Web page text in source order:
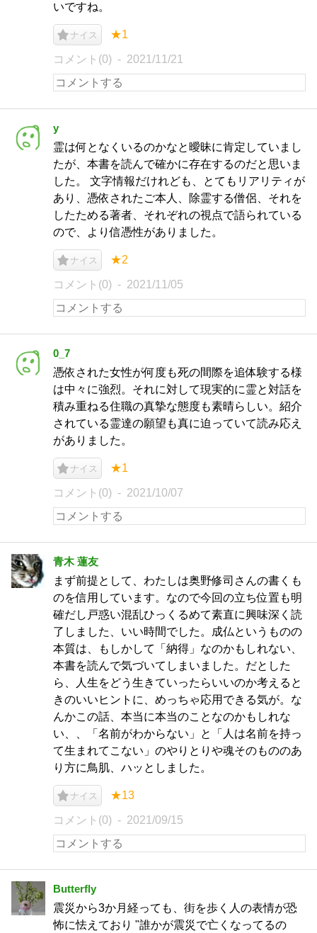
いですね。
ナイス ★1
コメント(0) 2021/11/21
y
霊は何となくいるのかなと曖昧に肯定していまし
たが、本書を読んで確かに存在するのだと思いま
した。 文字情報だけれども、とてもリアリティが
あり、憑依されたご本人、除霊する僧侶、それを
したためる著者、それぞれの視点で語られている
ので、より信憑性がありました。
ナイス ★2
コメント(0) 2021/11/05
0_7
憑依された女性が何度も死の間際を追体験する様
は中々に強烈。それに対して現実的に霊と対話を
積み重ねる住職の真摯な態度も素晴らしい。紹介
されている霊達の願望も真に迫っていて読み応え
がありました。
ナイス ★1
コメント(0) 2021/10/07
青木 蓮友
まず前提として、わたしは奥野修司さんの書くも
のを信用しています。なので今回の立ち位置も明
確だし戸惑い混乱ひっくるめて素直に興味深く読
了しました、いい時間でした。成仏というものの
本質は、もしかして「納得」なのかもしれない、
本書を読んで気づいてしまいました。だとした
ら、人生をどう生きていったらいいのか考えると
きのいいヒントに、めっちゃ応用できる気が。な
んかこの話、本当に本当のことなのかもしれな
い、、「名前がわからない」と「人は名前を持っ
て生まれてこない」のやりとりや魂そのもののあ
り方に鳥肌、ハッとしました。
ナイス ★13
コメント(0) 2021/09/15
Butterfly
震災から3か月経っても、街を歩く人の表情が恐
怖に怯えており "誰かが震災で亡くなってるの